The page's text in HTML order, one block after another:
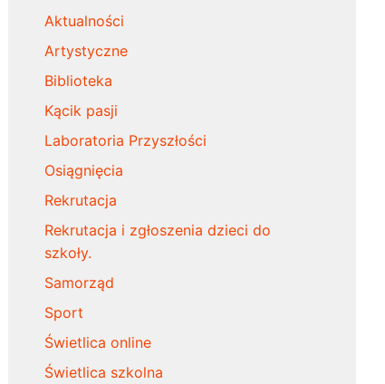
Aktualności
Artystyczne
Biblioteka
Kącik pasji
Laboratoria Przyszłości
Osiągnięcia
Rekrutacja
Rekrutacja i zgłoszenia dzieci do
szkoły.
Samorząd
Sport
Świetlica online
Świetlica szkolna